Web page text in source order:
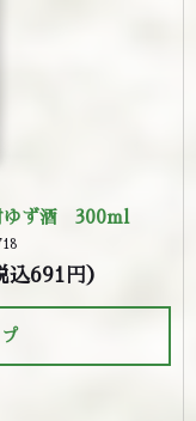
ゆず酒 300ml
691円）